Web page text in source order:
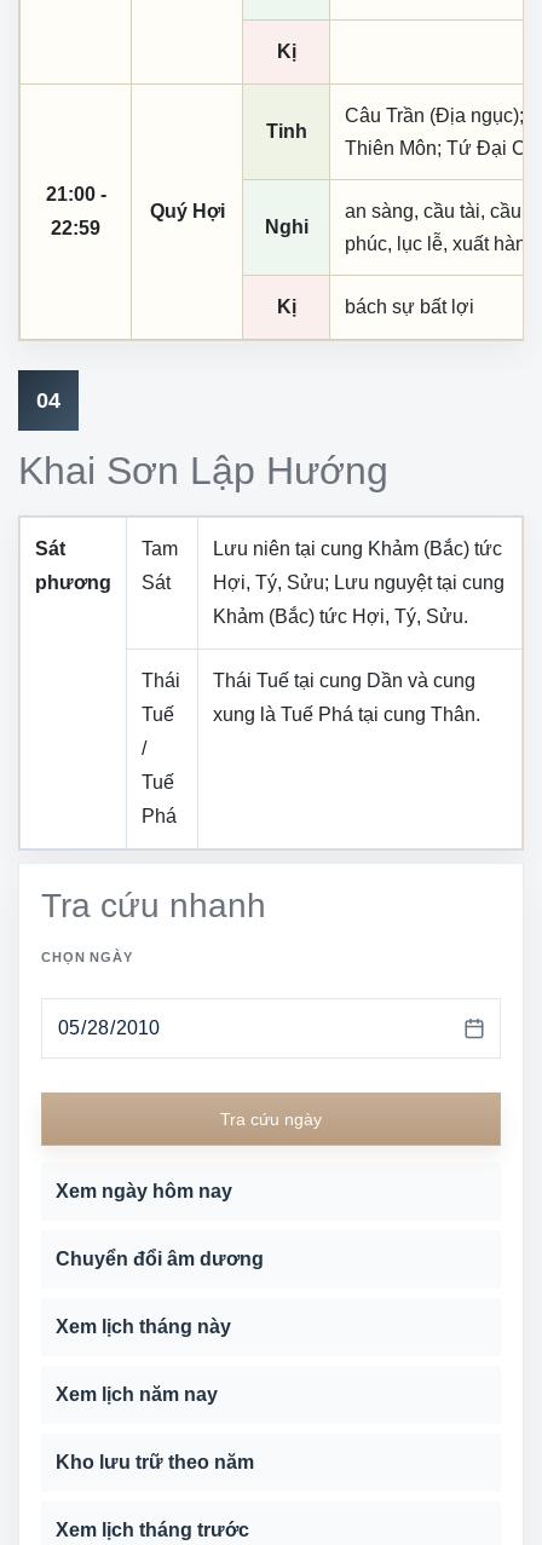
Kị
21:00 -
22:59
Quý Hợi
Tinh
Câu Trần (Địa ngục);
Thiên Môn; Tứ Đại
Nghi
an sàng, cầu tài, cầu
phúc, lục lễ, xuất
Kị bách sự bất lợi
04
Khai Sơn Lập Hướng
Sát
phương
Tam
Sát
Lưu niên tại cung Khảm (Bắc) tức
Hợi, Tý, Sửu; Lưu nguyệt tại cung
Khảm (Bắc) tức Hợi, Tý, Sửu.
Thái
Tuế
/
Tuế
Phá
Thái Tuế tại cung Dần và cung
xung là Tuế Phá tại cung Thân.
Tra cứu nhanh
CHỌN NGÀY
Tra cứu ngày
Xem ngày hôm nay
Chuyển đổi âm dương
Xem lịch tháng này
Xem lịch năm nay
Kho lưu trữ theo năm
Xem lịch tháng trước